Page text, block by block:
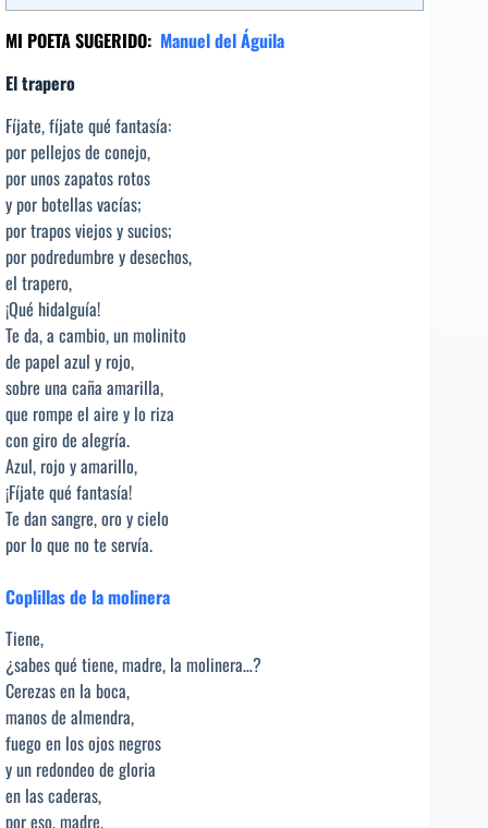
MI POETA SUGERIDO: Manuel del Águila
El trapero
Fíjate, fíjate qué fantasía:
por pellejos de conejo,
por unos zapatos rotos
y por botellas vacías;
por trapos viejos y sucios;
por podredumbre y desechos,
el trapero,
¡Qué hidalguía!
Te da, a cambio, un molinito
de papel azul y rojo,
sobre una caña amarilla,
que rompe el aire y lo riza
con giro de alegría.
Azul, rojo y amarillo,
¡Fíjate qué fantasía!
Te dan sangre, oro y cielo
por lo que no te servía.
Coplillas de la molinera
Tiene,
¿sabes qué tiene, madre, la molinera…?
Cerezas en la boca,
manos de almendra,
fuego en los ojos negros
y un redondeo de gloria
en las caderas,
por eso, madre,